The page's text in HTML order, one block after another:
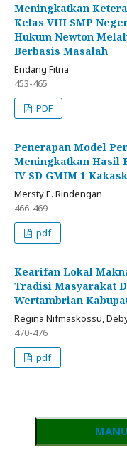
Meningkatkan
Kelas VIII SMP
Hukum Newton
Berbasis Masalah
Endang Fitria
453-465
PDF
Penerapan Model
Meningkatkan Hasil
IV SD GMIM 1
Mersty E. Rindengan
466-469
pdf
Kearifan Lokal
Tradisi Masyarakat
Wertambrian
Regina Nifmaskossu,
470-476
pdf